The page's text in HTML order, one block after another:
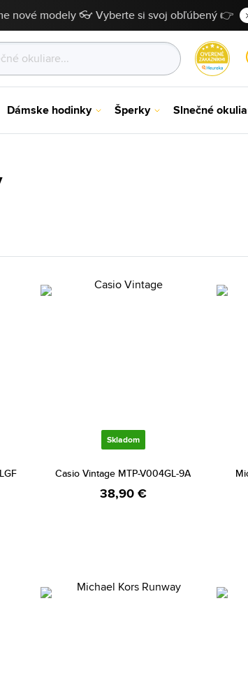
nové modely 👓 Vyberte si svoj obľúbený 👉
Dámske hodinky Šperky Slnečné
Skladom
Casio Vintage MTP-V004GL-9A
38,90 €